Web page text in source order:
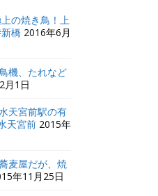
の焼き鳥！上
橋 2016年6月
機、たれなど
月1日
天宮前駅の有
天宮前 2015年
麦屋だが、焼
年11月25日